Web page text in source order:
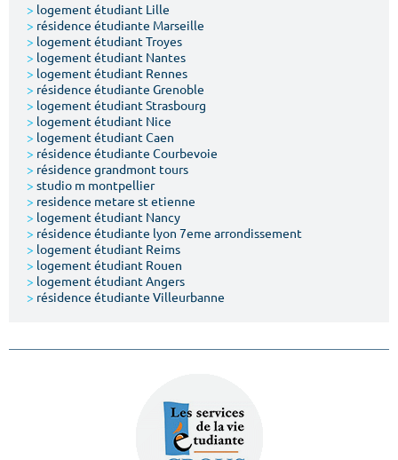
Votre date d'entrée
Chercher
> logement étudiant Lille
> résidence étudiante Marseille
> logement étudiant Troyes
> logement étudiant Nantes
> logement étudiant Rennes
> résidence étudiante Grenoble
> logement étudiant Strasbourg
> logement étudiant Nice
> logement étudiant Caen
> résidence étudiante Courbevoie
> résidence grandmont tours
> studio m montpellier
> residence metare st etienne
> logement étudiant Nancy
> résidence étudiante lyon 7eme arrondissement
> logement étudiant Reims
> logement étudiant Rouen
> logement étudiant Angers
> résidence étudiante Villeurbanne